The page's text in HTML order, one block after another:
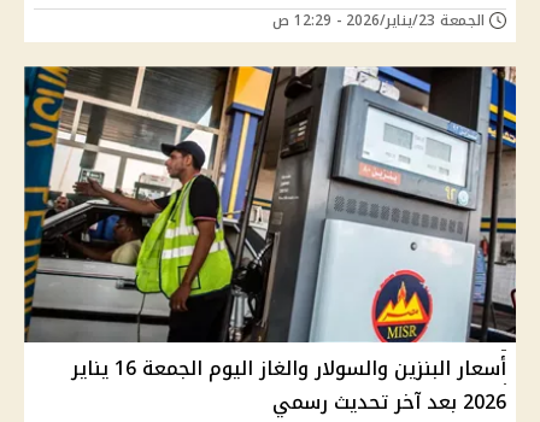
الجمعة 23/يناير/2026 - 12:29 ص
أسعار البنزين والسولار والغاز اليوم الجمعة 16 يناير
2026 بعد آخر تحديث رسمي